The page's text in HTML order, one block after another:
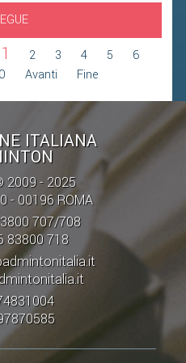
1 2 3 4 5
6
Avanti Fine
ITALIANA
2009 - 2025
- 00196 ROMA
707/708
83800 718